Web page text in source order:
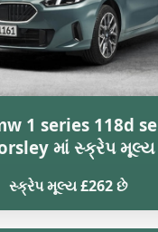
1 series 118d se
માં સ્ક્રેપ મૂલ્ય
સ્ક્રેપ મૂલ્ય £262 છે